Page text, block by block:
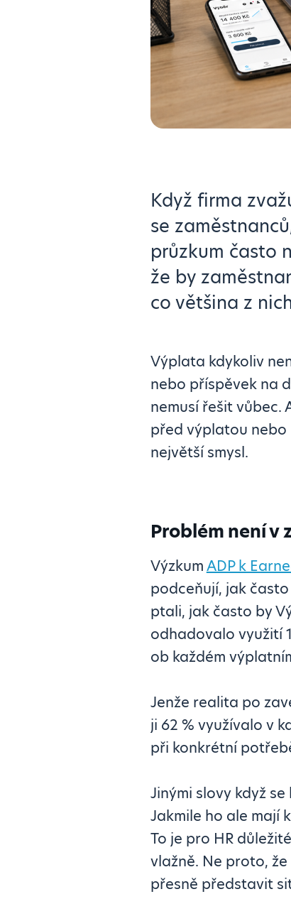
Když firma
se
průzkum často
že by
co většina z
Výplata kdykoliv
nebo příspěvek na
nemusí řešit
před výplatou
největší smysl.
Problém není v
VýzkumADP k
podceňují, jak
ptali, jak často by
odhadovalo využití
ob každém
Jenže realita po
ji 62 % využívalo v
při konkrétní
Jinými slovy když
Jakmile ho ale mají
To je pro HR
vlažně. Ne proto,
přesně představit